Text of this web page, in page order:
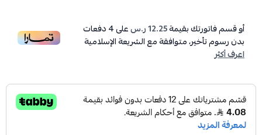
أو قسم فاتورتك بقيمة12.25 ر.س على4دفعات
بدون رسوم تأخير، متوافقة مع الشريعة الإسلامية
اعرف أكثر